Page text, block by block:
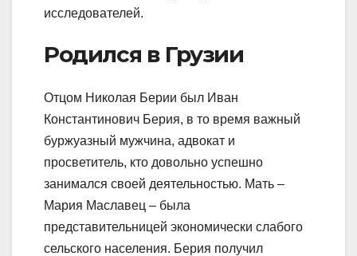
исследователей.
Родился в Грузии
Отцом Николая Берии был Иван
Константинович Берия, в то время важный
буржуазный мужчина, адвокат и
просветитель, кто довольно успешно
занимался своей деятельностью. Мать –
Мария Маславец – была
представительницей экономически слабого
сельского населения. Берия получил